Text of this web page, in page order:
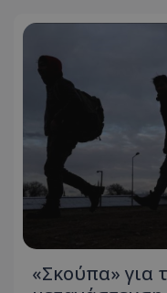
«Σκούπα» για